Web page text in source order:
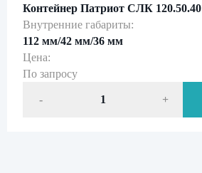
Контейнер Патриот СЛК 120.50.40
Внутренние габариты:
112 мм/42 мм/36 мм
Цена:
По запросу
- +